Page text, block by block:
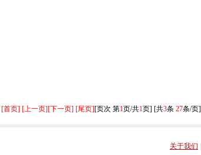
[首页] [上一页][下一页] [尾页][页次 第1页/共1页] [共3条 27条/页]
关于我们